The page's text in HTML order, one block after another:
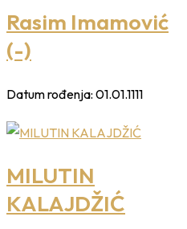
Rasim Imamović
(-)
Datum rođenja: 01.01.1111
MILUTIN
KALAJDŽIĆ